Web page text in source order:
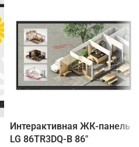
Интерактивная ЖК-панель
LG 86TR3DQ-B 86"